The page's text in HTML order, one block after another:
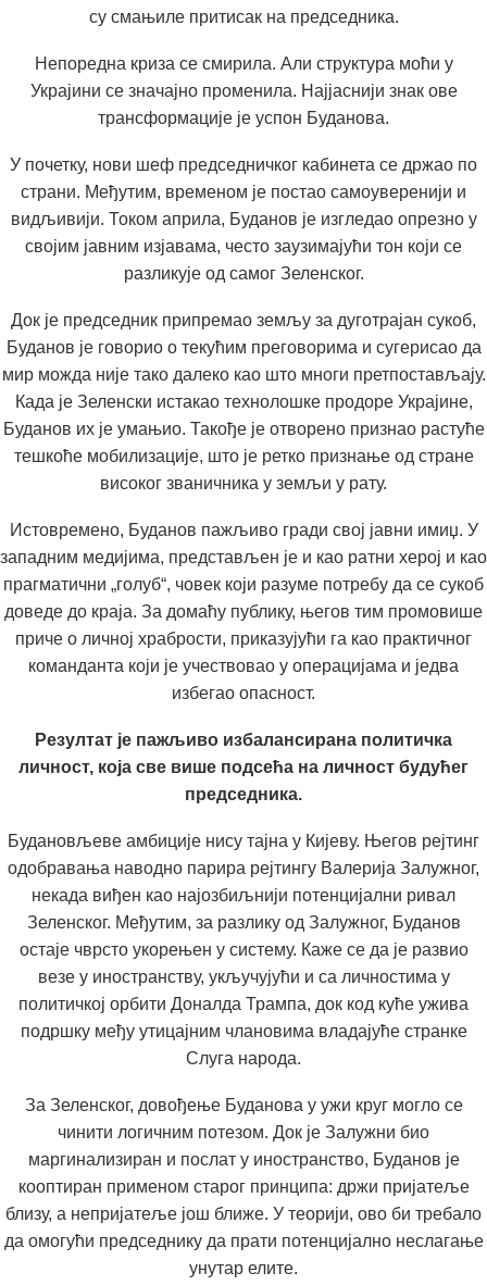
су смањиле притисак на председника.
Непоредна криза се смирила. Али структура моћи у
Украјини се значајно променила. Најјаснији знак ове
трансформације је успон Буданова.
У почетку, нови шеф председничког кабинета се држао по
страни. Међутим, временом је постао самоуверенији и
видљивији. Током априла, Буданов је изгледао опрезно у
својим јавним изјавама, често заузимајући тон који се
разликује од самог Зеленског.
Док је председник припремао земљу за дуготрајан сукоб,
Буданов је говорио о текућим преговорима и сугерисао да
мир можда није тако далеко као што многи претпостављају.
Када је Зеленски истакао технолошке продоре Украјине,
Буданов их је умањио. Такође је отворено признао растуће
тешкоће мобилизације, што је ретко признање од стране
високог званичника у земљи у рату.
Истовремено, Буданов пажљиво гради свој јавни имиџ. У
западним медијима, представљен је и као ратни херој и као
прагматични „голуб“, човек који разуме потребу да се сукоб
доведе до краја. За домаћу публику, његов тим промовише
приче о личној храбрости, приказујући га као практичног
команданта који је учествовао у операцијама и једва
избегао опасност.
Резултат је пажљиво избалансирана политичка
личност, која све више подсећа на личност будућег
председника.
Будановљеве амбиције нису тајна у Кијеву. Његов рејтинг
одобравања наводно парира рејтингу Валерија Залужног,
некада виђен као најозбиљнији потенцијални ривал
Зеленског. Међутим, за разлику од Залужног, Буданов
остаје чврсто укорењен у систему. Каже се да је развио
везе у иностранству, укључујући и са личностима у
политичкој орбити Доналда Трампа, док код куће ужива
подршку међу утицајним члановима владајуће странке
Слуга народа.
За Зеленског, довођење Буданова у ужи круг могло се
чинити логичним потезом. Док је Залужни био
маргинализиран и послат у иностранство, Буданов је
кооптиран применом старог принципа: држи пријатеље
близу, а непријатеље још ближе. У теорији, ово би требало
да омогући председнику да прати потенцијално неслагање
унутар елите.